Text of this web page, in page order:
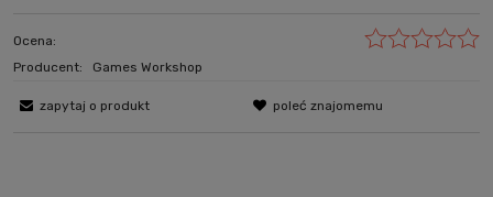
Ocena:
Producent:
Games Workshop
zapytaj o produkt poleć znajomemu